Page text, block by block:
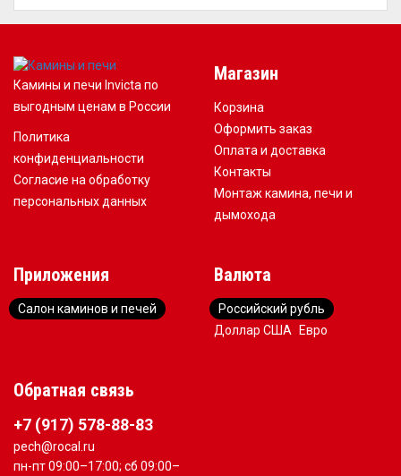
Камины и печи Invicta по
выгодным ценам в России
Политика
конфиденциальности
Согласие на обработку
персональных данных
Магазин
Корзина
Оформить заказ
Оплата и доставка
Контакты
Монтаж камина, печи и
дымохода
Приложения
Салон каминов и печей
Валюта
Российский рубль
Доллар США
Евро
Обратная связь
+7 (917) 578-88-83
pech@rocal.ru
пн-пт 09:00–17:00; сб 09:00–